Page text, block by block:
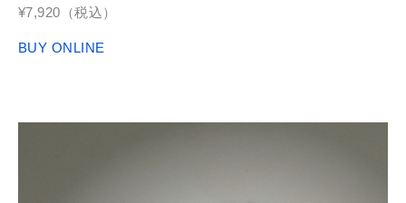
¥7,920（税込）
BUY ONLINE